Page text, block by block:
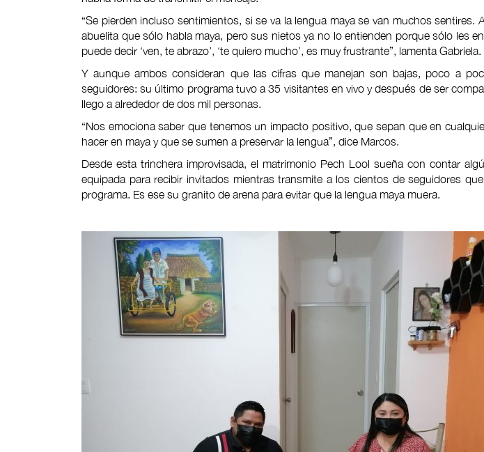
“Se pierden incluso sentimientos, si se va la lengua maya se van muchos sentires.
abuelita que sólo habla maya, pero sus nietos ya no lo entienden porque sólo les
puede decir ‘ven, te abrazo’, ‘te quiero mucho’, es muy frustrante”, lamenta Gabriela.
Y aunque ambos consideran que las cifras que manejan son bajas, poco a
seguidores: su último programa tuvo a 35 visitantes en vivo y después de ser
llego a alrededor de dos mil personas.
“Nos emociona saber que tenemos un impacto positivo, que sepan que en
hacer en maya y que se sumen a preservar la lengua”, dice Marcos.
Desde esta trinchera improvisada, el matrimonio Pech Lool sueña con contar
equipada para recibir invitados mientras transmite a los cientos de seguidores
programa. Es ese su granito de arena para evitar que la lengua maya muera.